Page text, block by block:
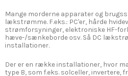
Mange morderne apparater og
lækstrømme. F.eks.: PC'er, hårde
strømforsyninger, elektroniske HF-
hæve-/sænkeborde osv. Så DC
installationer.
Der er en række installationer, hvor
type B, som f.eks. solceller, invertere,